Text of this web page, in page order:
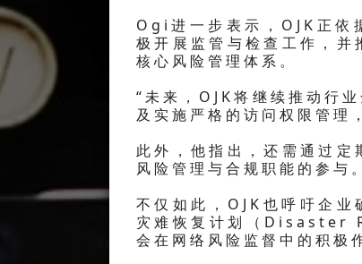
Ogi进一步表示，OJK正
极开展监管与检查工作，并
核心风险管理体系。
“未来，OJK将继续推动行
及实施严格的访问权限管理
此外，他指出，还需通过
风险管理与合规职能的参与。
不仅如此，OJK也呼吁企
灾难恢复计划（Disaster
会在网络风险监督中的积极